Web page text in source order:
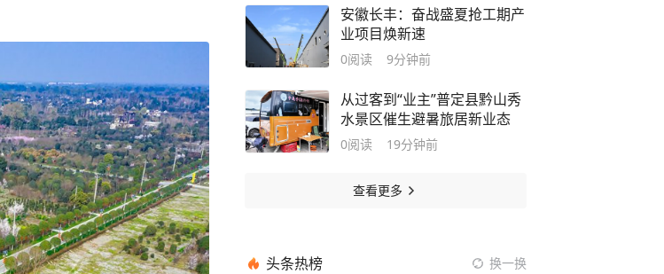
安徽长丰：奋战盛夏抢工期产
业项目焕新速
0阅读 9分钟前
从过客到“业主”普定县黔山秀
水景区催生避暑旅居新业态
0阅读 19分钟前
查看更多
头条热榜 换一换